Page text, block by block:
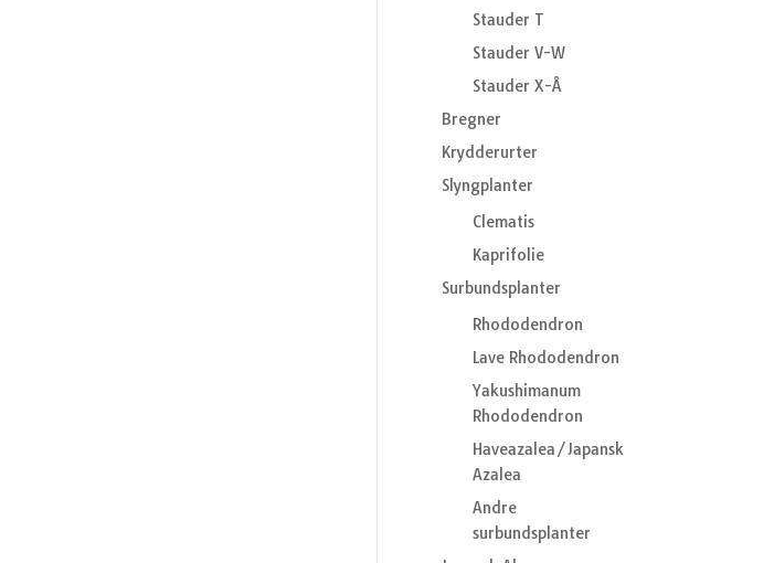
Stauder T
Stauder V-W
Stauder X-Å
Bregner
Krydderurter
Slyngplanter
Clematis
Kaprifolie
Surbundsplanter
Rhododendron
Lave Rhododendron
Yakushimanum
Rhododendron
Haveazalea/Japansk
Azalea
Andre
surbundsplanter